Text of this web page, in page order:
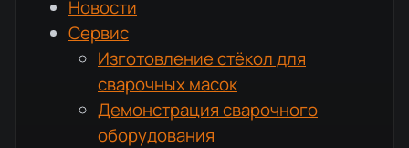
Новости
Сервис
Изготовление стёкол для
сварочных масок
Демонстрация сварочного
оборудования